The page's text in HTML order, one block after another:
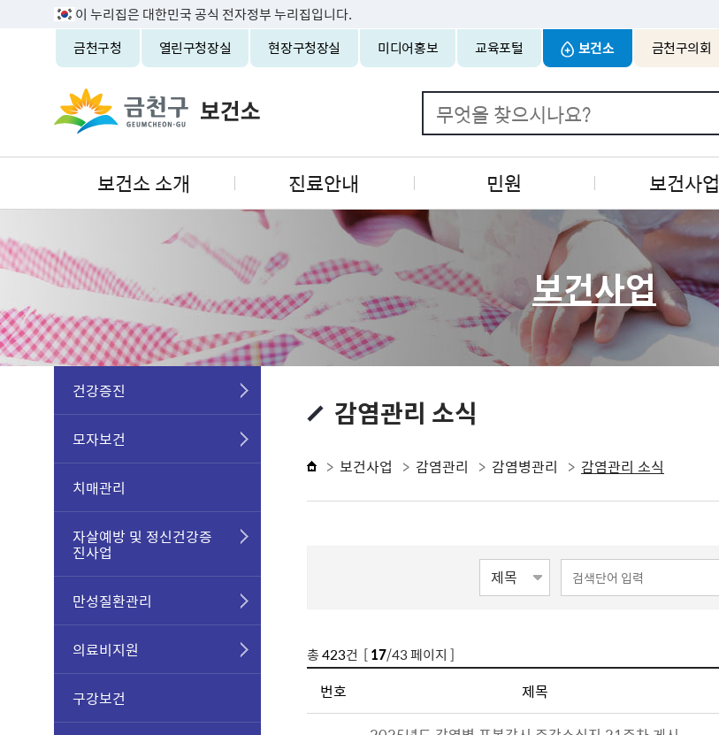
이 누리집은 대한민국 공식 전자정부 누리집입니다.
금천구청
열린구청장실 현장구청장실 미디어홍보 교육포털 보건소 금천구의회
보건소 소개 진료안내 민원 보건사업
보건사업
건강증진
모자보건
치매관리
자살예방 및 정신건강증
진사업
만성질환관리
의료비지원
구강보건
감염관리 소식
보건사업 감염관리 감염병관리 감염관리 소식
총423건 [17/43 페이지 ]
번호 제목